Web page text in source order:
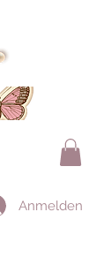
Anmelden